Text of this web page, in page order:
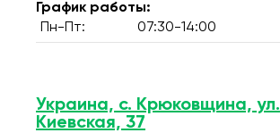
График работы:
Пн-Пт:
07:30-14:00
Украина, с. Крюковщина, ул.
Киевская, 37